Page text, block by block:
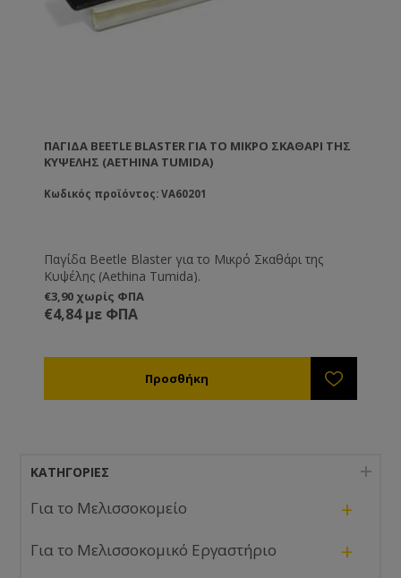
ΠΑΓΊΔΑ BEETLE BLASTER ΓΙΑ ΤΟ ΜΙΚΡΌ ΣΚΑΘΆΡΙ ΤΗΣ
ΚΥΨΈΛΗΣ (AETHINA TUMIDA)
Κωδικός προϊόντος: VA60201
Παγίδα Beetle Blaster για το Μικρό Σκαθάρι της
Κυψέλης (Aethina Tumida).
€3,90 χωρίς ΦΠΑ
€4,84 με ΦΠΑ
ΚΑΤΗΓΟΡΊΕΣ
Για το Μελισσοκομείο +
Για το Μελισσοκομικό Εργαστήριο +